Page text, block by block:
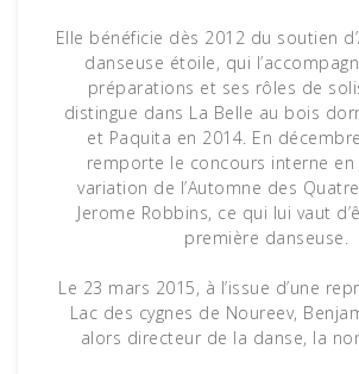
Elle bénéficie dès 2012 du soutien
danseuse étoile, qui
préparations et ses rôles de
distingue dans La Belle au bois
et Paquita en 2014. En
remporte le concours interne en
variation de l’Automne des
Jerome Robbins, ce qui lui vaut
première danseuse.
Le 23 mars 2015, à l’issue d’une
Lac des cygnes de Noureev,
alors directeur de la danse, la